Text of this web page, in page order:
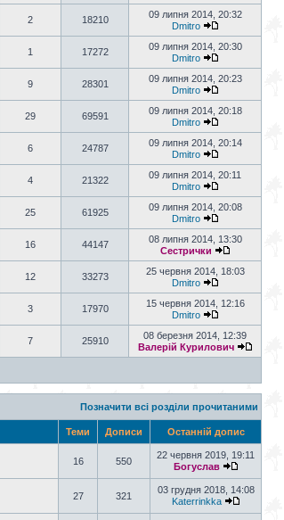
2 18210
09 липня 2014, 20:32
Dmitro
1 17272
09 липня 2014, 20:30
Dmitro
9 28301
09 липня 2014, 20:23
Dmitro
29 69591
09 липня 2014, 20:18
Dmitro
6 24787
09 липня 2014, 20:14
Dmitro
4 21322
09 липня 2014, 20:11
Dmitro
25 61925
09 липня 2014, 20:08
Dmitro
16 44147
08 липня 2014, 13:30
Сестрички
12 33273
25 червня 2014, 18:03
Dmitro
3 17970
15 червня 2014, 12:16
Dmitro
7 25910
08 березня 2014, 12:39
Валерій Курилович
Позначити всі розділи прочитаними
Теми Дописи Останній допис
16 550
22 червня 2019, 19:11
Богуслав
27 321
03 грудня 2018, 14:08
Katerrinkka